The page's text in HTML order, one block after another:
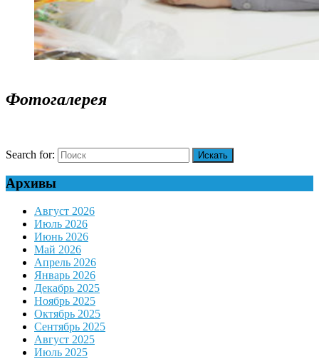
Фотогалерея
Search for:
Архивы
Август 2026
Июль 2026
Июнь 2026
Май 2026
Апрель 2026
Январь 2026
Декабрь 2025
Ноябрь 2025
Октябрь 2025
Сентябрь 2025
Август 2025
Июль 2025